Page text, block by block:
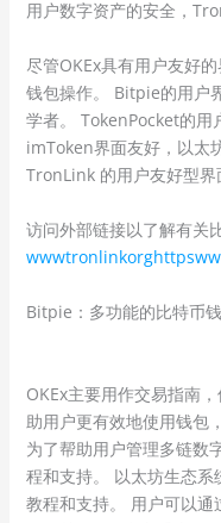
用户数字资产的安全，
尽管OKEx具有用户友好
钱包操作。 Bitpie的用户
学者。 TokenPocket的用
imToken界面友好，以太
TronLink 的用户友好型界
访问外部链接以了解有关
Bitpie：多功能的比特币
OKEx主要用作交易指南
助用户更有效地使用钱包
为了帮助用户管理多链数
程和支持。 以太坊生态
教程和支持。 用户可以